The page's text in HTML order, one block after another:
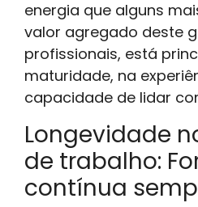
energia que alguns
valor agregado deste
profissionais, está
maturidade, na
capacidade de lidar
Longevidade
de trabalho:
contínua